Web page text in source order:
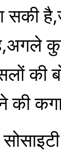
सकी
की
की